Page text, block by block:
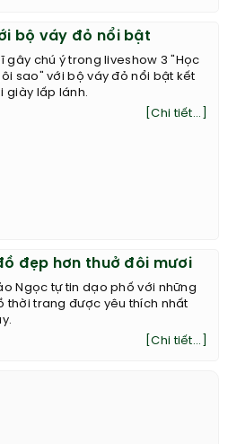
bộ váy đỏ nổi bật
gây chú ý trong liveshow 3 "Học
sao" với bộ váy đỏ nổi bật kết
giày lấp lánh.
[Chi tiết...]
đẹp hơn thuở đôi mươi
Ngọc tự tin dạo phố với những
thời trang được yêu thích nhất
[Chi tiết...]